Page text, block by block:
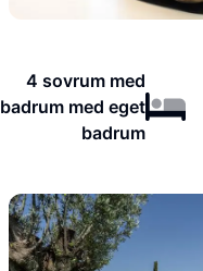
4 sovrum med
badrum med eget
badrum